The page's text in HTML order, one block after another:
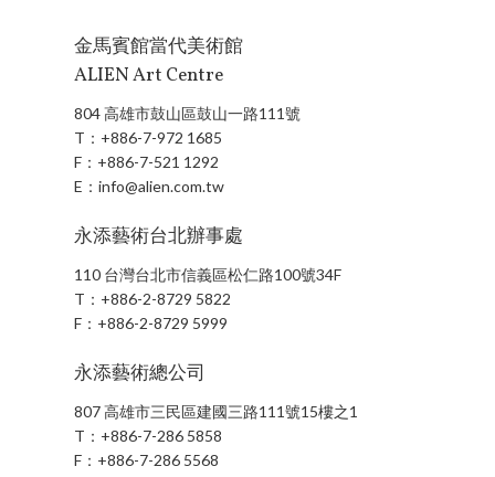
金馬賓館當代美術館
ALIEN Art Centre
804 高雄市鼓山區鼓山一路111號
T： +886-7-972 1685
F： +886-7-521 1292
E：info@alien.com.tw
永添藝術台北辦事處
110 台灣台北市信義區松仁路100號34F
T： +886-2-8729 5822
F： +886-2-8729 5999
永添藝術總公司
807 高雄市三民區建國三路111號15樓之1
T： +886-7-286 5858
F： +886-7-286 5568